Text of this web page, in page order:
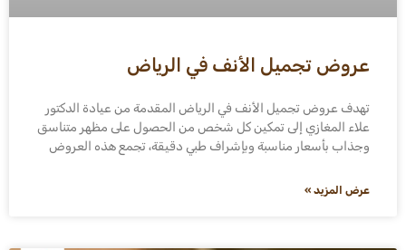
عروض تجميل الأنف في الرياض
تهدف عروض تجميل الأنف في الرياض المقدمة من عيادة الدكتور
علاء المغازي إلى تمكين كل شخص من الحصول على مظهر متناسق
وجذاب بأسعار مناسبة وبإشراف طبي دقيقة، تجمع هذه العروض
عرض المزيد »